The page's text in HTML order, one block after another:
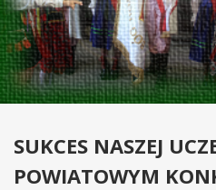
SUKCES NASZEJ
POWIATOWYM